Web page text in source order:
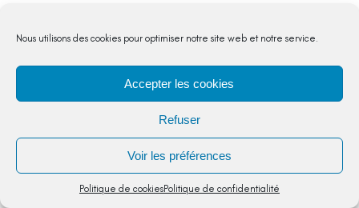
Nous utilisons des cookies pour optimiser notre site web et notre service.
Accepter les cookies
Refuser
Voir les préférences
Politique de cookiesPolitique de confidentialité
Nombres et calculs,CP
travailler pour la 1ère séance les nombres
à...
5,00€